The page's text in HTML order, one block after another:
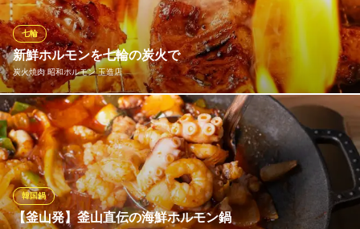
ごりしたウルテ、程よい脂ののった赤セン、ステーキみたいな厚
さの厚切り塩タン。 これらはすべて塩ダレで食べても美味しい
です。
炭火焼肉 鶴橋七輪
鶴橋炭火焼肉・ホルモン
近鉄鶴橋駅 徒歩1分
大阪府大阪市天王寺区下味原町5-24
新鮮ホルモンを七輪の炭火で
炭火焼肉 昭和ホルモン 玉造店
七輪
独自ルートで開拓した市場から鮮度と肉質の良いお肉を仕入れて
います。さらに、鮮度管理を徹底し、肉質や部位ごとに厚みや切
り方を変えているので、それぞれのお肉を最高の状態で楽しんで
いただけます！
炭火焼肉 昭和ホルモン 玉造店
【釜山発】釜山直伝の海鮮ホルモン鍋
韓国鍋